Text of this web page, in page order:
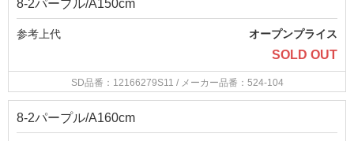
8-2パープル/A150cm
参考上代 オープンプライス
SOLD OUT
SD品番：12166279S11 / メーカー品番：524-104
8-2パープル/A160cm